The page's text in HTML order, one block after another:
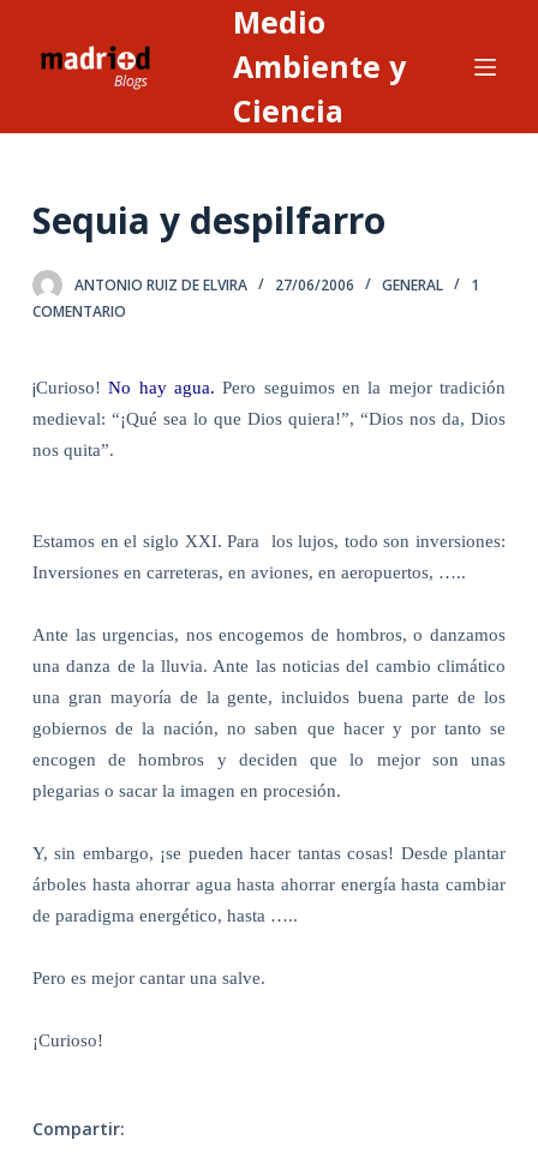
a
o
e
n
Medio
Ambiente y
Ciencia
Sequia y despilfarro
ANTONIO RUIZ DE ELVIRA 27/06/2006 GENERAL
1
COMENTARIO
¡Curioso!No hay agua. Pero seguimos en la mejor tradición
medieval: “¡Qué sea lo que Dios quiera!”, “Dios nos da, Dios
nos quita”.
Estamos en el siglo XXI. Para
los lujos, todo son inversiones:
Inversiones en carreteras, en aviones, en aeropuertos, …..
Ante las urgencias, nos encogemos de hombros, o danzamos
una danza de la lluvia. Ante las noticias del cambio climático
una gran mayoría de la gente, incluidos buena parte de los
gobiernos de la nación, no saben que hacer y por tanto se
encogen de hombros y deciden que lo mejor son unas
plegarias o sacar la imagen en procesión.
Y, sin embargo, ¡se pueden hacer tantas cosas! Desde plantar
árboles hasta ahorrar agua hasta ahorrar energía hasta cambiar
de paradigma energético, hasta …..
Pero es mejor cantar una salve.
¡Curioso!
Compartir: